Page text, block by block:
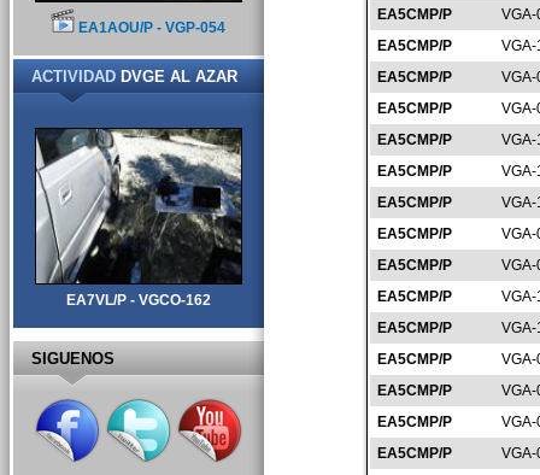
EA5CMP/P
EA5CMP/P
EA5CMP/P
EA5CMP/P
EA5CMP/P
EA5CMP/P
VGA-
EA5CMP/P
EA5CMP/P
EA5CMP/P
EA5CMP/P
EA5CMP/P
EA5CMP/P
EA5CMP/P
EA5CMP/P
EA5CMP/P
EA1AOU/P - VGP-054
ACTIVIDADDVGE AL AZAR
EA7VL/P - VGCO-162
SIGUENOS